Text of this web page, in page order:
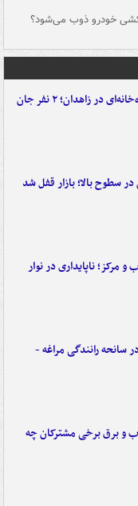
خودرو ذوب می‌شود؟
حمله مسلحانه به قهوه‌خانه‌ای در زاهدان؛ ۲ نفر جان
سطوح بالا؛ بازار قفل شد
ناپایداری در نوار
سانحه رانندگی مراغه -
و برق برخی مشترکان چه